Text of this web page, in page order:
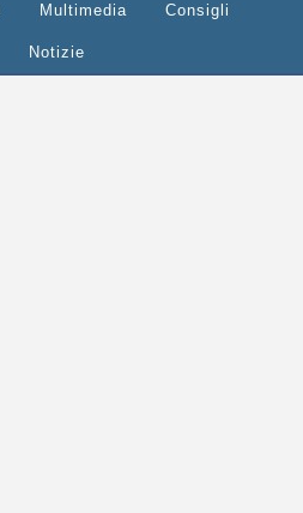
Multimedia Consigli
Notizie